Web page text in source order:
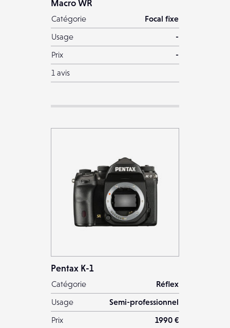
Macro WR
Catégorie
Focal fixe
Usage
-
Prix
-
1 avis
Pentax K-1
Catégorie
Réflex
Usage
Semi-professionnel
Prix
1990 €